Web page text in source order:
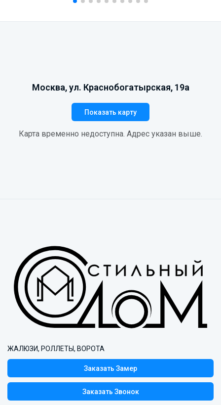
Москва, ул. Краснобогатырская, 19а
Показать карту
Карта временно недоступна. Адрес указан выше.
ЖАЛЮЗИ, РОЛЛЕТЫ, ВОРОТА
Заказать Замер
Заказать Звонок